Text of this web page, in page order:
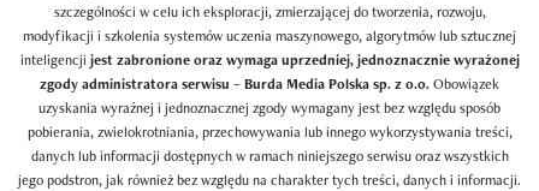
szczególności w celu ich eksploracji, zmierzającej do tworzenia, rozwoju,
modyfikacji i szkolenia systemów uczenia maszynowego, algorytmów lub sztucznej
inteligencji jest zabronione oraz wymaga uprzedniej, jednoznacznie wyrażonej
zgody administratora serwisu – Burda Media Polska sp. z o.o.Obowiązek
uzyskania wyraźnej i jednoznacznej zgody wymagany jest bez względu sposób
pobierania, zwielokrotniania, przechowywania lub innego wykorzystywania treści,
danych lub informacji dostępnych w ramach niniejszego serwisu oraz wszystkich
jego podstron, jak również bez względu na charakter tych treści, danych i informacji.